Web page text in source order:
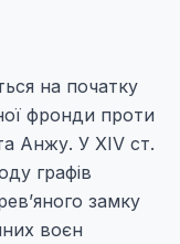
на початку
фронди проти
Анжу. У XIV ст.
графів
замку
воєн